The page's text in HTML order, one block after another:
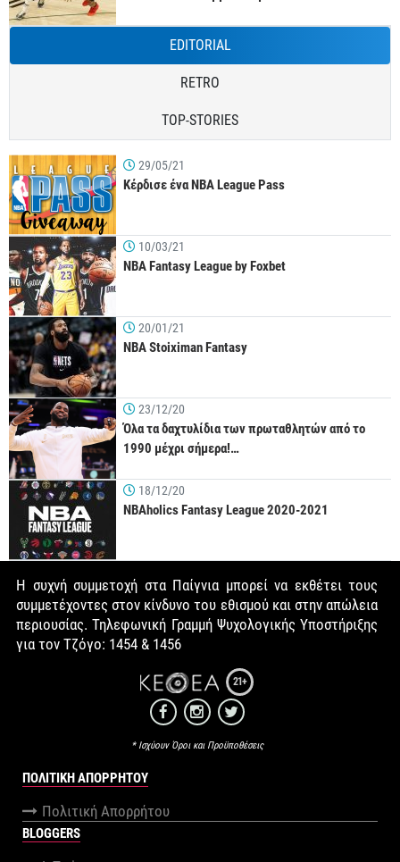
EDITORIAL
RETRO
TOP-STORIES
29/05/21
Κέρδισε ένα NBA League Pass
10/03/21
NBA Fantasy League by Foxbet
20/01/21
NBA Stoiximan Fantasy
23/12/20
Όλα τα δαχτυλίδια των πρωταθλητών από το
1990 μέχρι σήμερα!…
18/12/20
NBAholics Fantasy League 2020-2021
Η συχνή συμμετοχή στα Παίγνια μπορεί να εκθέτει τους
συμμετέχοντες στον κίνδυνο του εθισμού και στην απώλεια
περιουσίας. Τηλεφωνική Γραμμή Ψυχολογικής Υποστήριξης
για τον Τζόγο: 1454 & 1456
21+
* Ισχύουν Όροι και Προϋποθέσεις
ΠΟΛΙΤΙΚΉ ΑΠΟΡΡΉΤΟΥ
Πολιτική Απορρήτου
BLOGGERS